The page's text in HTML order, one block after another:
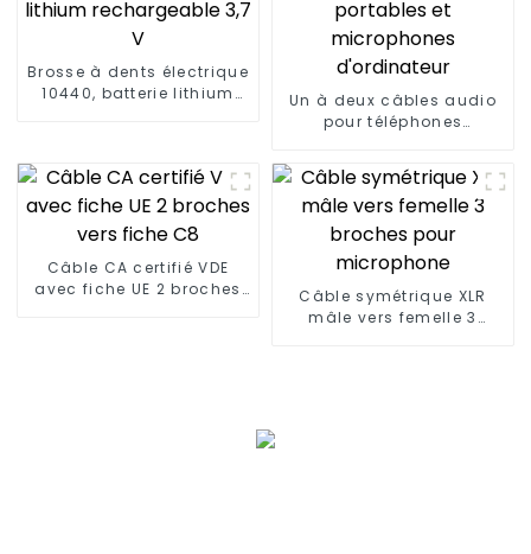
Brosse à dents électrique
10440, batterie lithium
Un à deux câbles audio
pour téléphones
d'ordinateur
Câble CA certifié VDE
avec fiche UE 2 broches
Câble symétrique XLR
mâle vers femelle 3